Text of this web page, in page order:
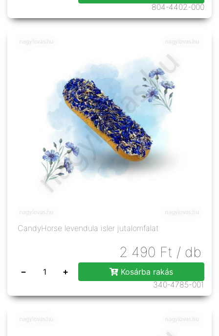
804-4402-000
CandyHorse levendula isler jutalomfalat
2 490 Ft / db
− +
Kosárba rakás
340-4785-001